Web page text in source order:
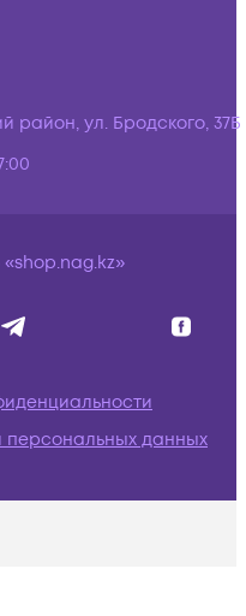
район, ул. Бродского, 37Б
«shop.nag.kz»
персональных данных